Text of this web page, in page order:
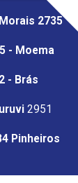
2735
- Moema
- Brás
2951
Pinheiros